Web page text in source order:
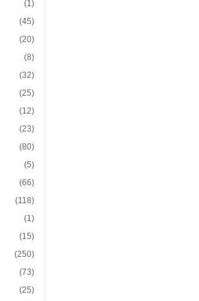
(1)
(45)
(20)
(8)
(32)
(25)
(12)
(23)
(80)
(5)
(66)
(118)
(1)
(15)
(250)
(73)
(25)